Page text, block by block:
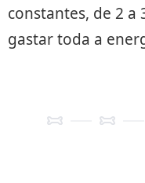
constantes, de 2 a
gastar toda a